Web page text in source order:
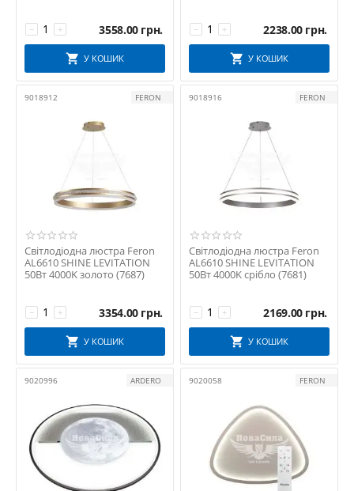
+
− 3558.00 грн.
У КОШИК
+
− 2238.00 грн.
У КОШИК
9018912 FERON
Світлодіодна люстра Feron
AL6610 SHINE LEVITATION
50Вт 4000K золото (7687)
+
− 3354.00 грн.
У КОШИК
9018916 FERON
Світлодіодна люстра Feron
AL6610 SHINE LEVITATION
50Вт 4000K срібло (7681)
+
− 2169.00 грн.
У КОШИК
9020996 ARDERO 9020058 FERON